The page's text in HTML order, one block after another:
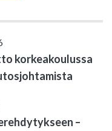
korkeakoulussa
–